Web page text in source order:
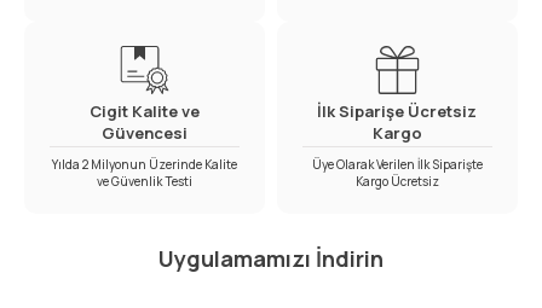
Cigit Kalite ve
Güvencesi
Yılda 2 Milyonun Üzerinde Kalite
ve Güvenlik Testi
İlk Siparişe Ücretsiz
Kargo
Üye Olarak Verilen İlk Siparişte
Kargo Ücretsiz
Uygulamamızı İndirin